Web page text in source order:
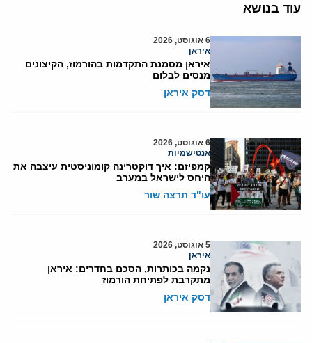
עוד בנושא
6 אוגוסט, 2026
איראן
איראן מסמנת התקדמות בהורמוז, הקיצונים
מנסים לבלום
דסק איראן
6 אוגוסט, 2026
אנטישמיות
קמפיזם: איך דוקטרינה קומוניסטית עיצבה את
היחס לישראל במערב
עו"ד תרצה שור
5 אוגוסט, 2026
איראן
נקמה בכותרות, הסכם בחדרים: איראן
מתקרבת לפתיחת הורמוז
דסק איראן